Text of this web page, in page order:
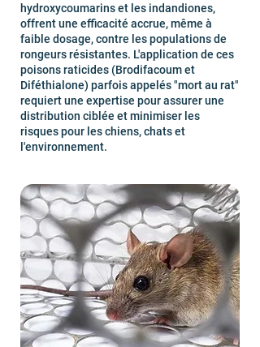
hydroxycoumarins et les indandiones,
offrent une efficacité accrue, même à
faible dosage, contre les populations de
rongeurs résistantes. L'application de ces
poisons raticides (Brodifacoum et
Diféthialone) parfois appelés "mort au rat"
requiert une expertise pour assurer une
distribution ciblée et minimiser les
risques pour les chiens, chats et
l'environnement.